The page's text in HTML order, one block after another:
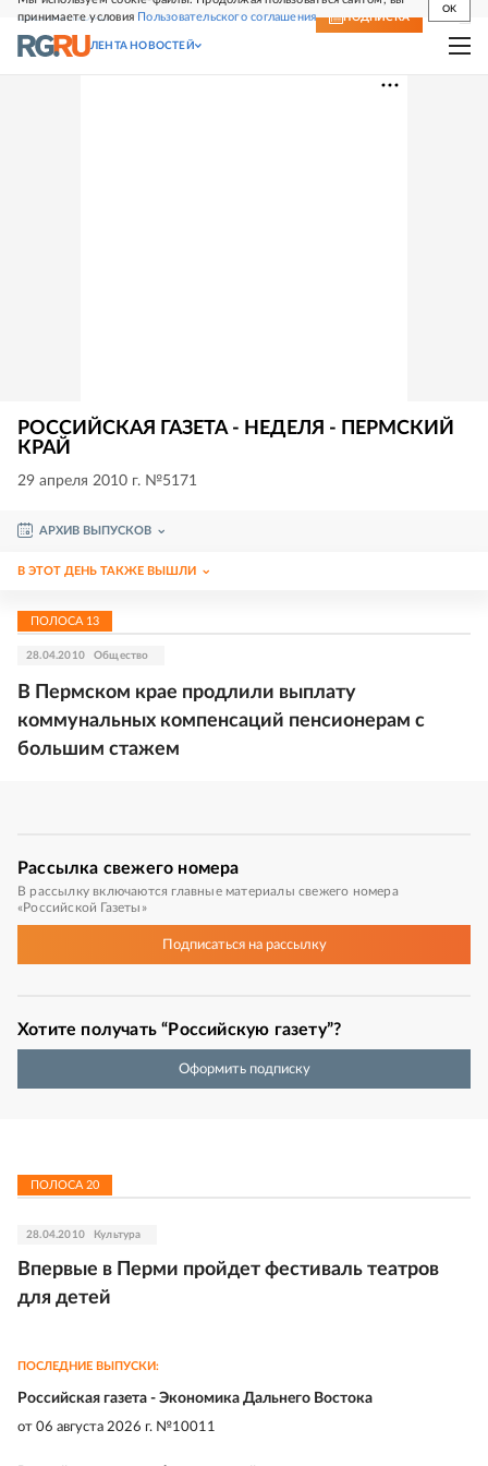
принимаете условия Пользовательского соглашения
OK
СВЕЖИЙ НОМЕР ПОДПИСКА
ЛЕНТА НОВОСТЕЙ
РОССИЙСКАЯ ГАЗЕТА - НЕДЕЛЯ - ПЕРМСКИЙ
КРАЙ
29 апреля 2010 г. №5171
АРХИВ ВЫПУСКОВ
В ЭТОТ ДЕНЬ ТАКЖЕ ВЫШЛИ
ПОЛОСА 13
28.04.2010 Общество
В Пермском крае продлили выплату
коммунальных компенсаций пенсионерам с
большим стажем
Рассылка свежего номера
В рассылку включаются главные материалы свежего номера
«Российской Газеты»
Подписатьсяна рассылку
Хотите получать “Российскую газету”?
Оформить подписку
ПОЛОСА 20
28.04.2010 Культура
Впервые в Перми пройдет фестиваль театров
для детей
ПОСЛЕДНИЕ ВЫПУСКИ:
Российская газета - Экономика Дальнего Востока
от 06 августа 2026 г. №10011